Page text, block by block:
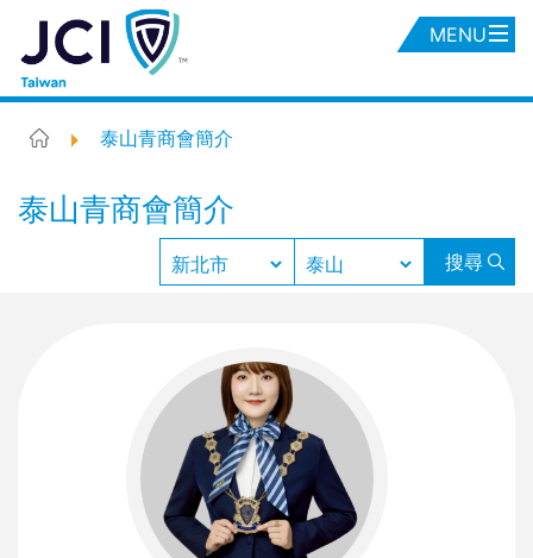
MENU
泰山青商會簡介
泰山青商會簡介
搜尋